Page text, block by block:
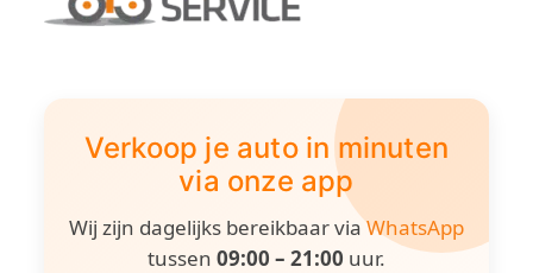
Verkoop je auto in minuten
via onze app
Wij zijn dagelijks bereikbaar viaWhatsApp
tussen 09:00 – 21:00 uur.